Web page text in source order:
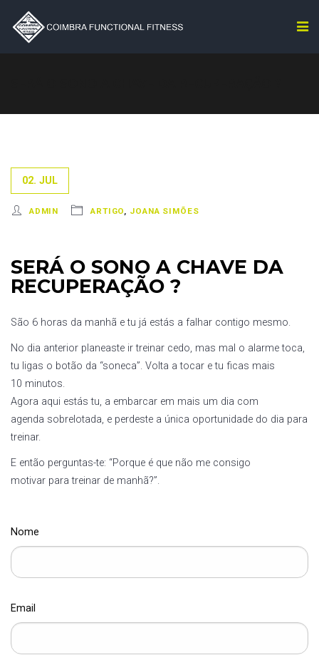
02. JUL
ADMIN ARTIGO, JOANA SIMÕES
SERÁ O SONO A CHAVE DA
RECUPERAÇÃO ?
São 6 horas da manhã e tu já estás a falhar contigo mesmo.
No dia anterior planeaste ir treinar cedo, mas mal o alarme toca,
tu ligas o botão da “soneca”. Volta a tocar e tu ficas mais
10 minutos.
Agora aqui estás tu, a embarcar em mais um dia com
agenda sobrelotada, e perdeste a única oportunidade do dia para
treinar.
E então perguntas-te: “Porque é que não me consigo
motivar para treinar de manhã?”.
Nome
Email